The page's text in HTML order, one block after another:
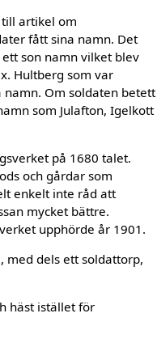
artikel om
fått sina namn. Det
son namn vilket blev
Hultberg som var
Om soldaten betett
som Julafton, Igelkott
på 1680 talet.
och gårdar som
enkelt inte råd att
mycket bättre.
upphörde år 1901.
med dels ett soldattorp,
häst istället för